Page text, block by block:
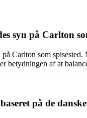
syn på Carlton
Carlton som
betydningen af at
på de